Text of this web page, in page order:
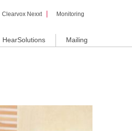
Clearvox Nexxt Monitoring
HearSolutions Mailing